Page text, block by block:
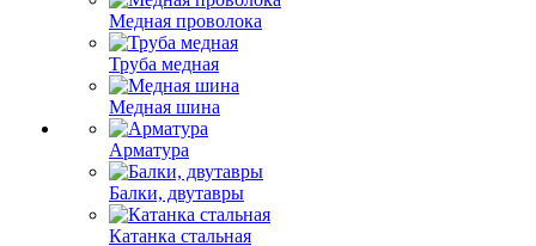
Медная проволока
Труба медная
Медная шина
Арматура
Балки, двутавры
Катанка стальная